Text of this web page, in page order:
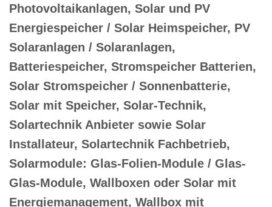
Photovoltaikanlagen, Solar und PV
Energiespeicher / Solar Heimspeicher, PV
Solaranlagen / Solaranlagen,
Batteriespeicher, Stromspeicher Batterien,
Solar Stromspeicher / Sonnenbatterie,
Solar mit Speicher, Solar-Technik,
Solartechnik Anbieter sowie Solar
Installateur, Solartechnik Fachbetrieb,
Solarmodule: Glas-Folien-Module / Glas-
Glas-Module, Wallboxen oder Solar mit
Energiemanagement, Wallbox mit